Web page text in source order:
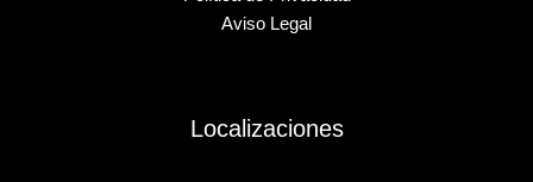
Aviso Legal
Localizaciones